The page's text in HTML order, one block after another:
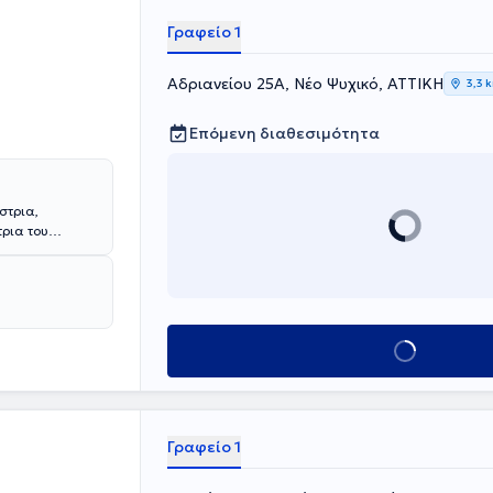
του
σπουδών
έτος 2003
αποκτήσει
Κακώσεων.
Essex, UK),
Γραφείο 1
Αδριανείου 25Α, Νέο Ψυχικό, ΑΤΤΙΚΗ 3,3
Επόμενη διαθεσιμότητα
Κλείσε ραντεβού
Γραφείο 1